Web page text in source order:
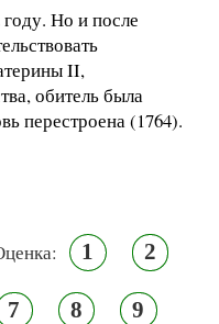
Но и после
II,
обитель была
перестроена (1764).
1 2
7 8 9